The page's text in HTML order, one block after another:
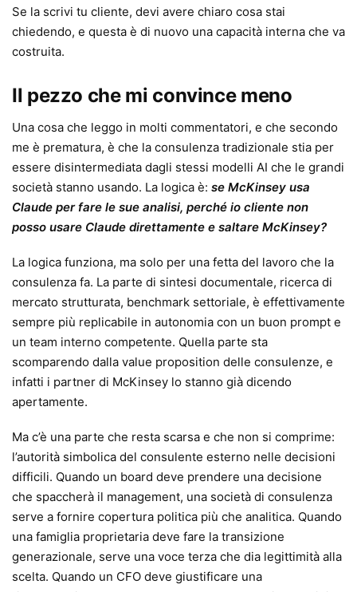
Se la scrivi tu cliente, devi avere chiaro cosa stai
chiedendo, e questa è di nuovo una capacità interna che va
costruita.
Il pezzo che mi convince meno
Una cosa che leggo in molti commentatori, e che secondo
me è prematura, è che la consulenza tradizionale stia per
essere disintermediata dagli stessi modelli AI che le grandi
società stanno usando. La logica è: se McKinsey usa
Claude per fare le sue analisi, perché io cliente non
posso usare Claude direttamente e saltare McKinsey?
La logica funziona, ma solo per una fetta del lavoro che la
consulenza fa. La parte di sintesi documentale, ricerca di
mercato strutturata, benchmark settoriale, è effettivamente
sempre più replicabile in autonomia con un buon prompt e
un team interno competente. Quella parte sta
scomparendo dalla value proposition delle consulenze, e
infatti i partner di McKinsey lo stanno già dicendo
apertamente.
Ma c’è una parte che resta scarsa e che non si comprime:
l’autorità simbolica del consulente esterno nelle decisioni
difficili. Quando un board deve prendere una decisione
che spaccherà il management, una società di consulenza
serve a fornire copertura politica più che analitica. Quando
una famiglia proprietaria deve fare la transizione
generazionale, serve una voce terza che dia legittimità alla
scelta. Quando un CFO deve giustificare una